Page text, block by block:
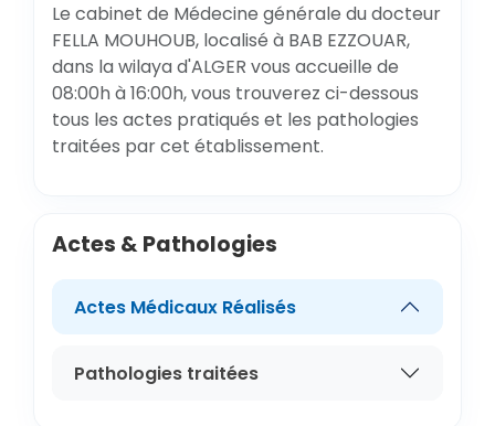
Le cabinet de Médecine générale du docteur
FELLA MOUHOUB, localisé à BAB EZZOUAR,
dans la wilaya d'ALGER vous accueille de
08:00h à 16:00h, vous trouverez ci-dessous
tous les actes pratiqués et les pathologies
traitées par cet établissement.
Actes & Pathologies
Actes Médicaux Réalisés
Pathologies traitées